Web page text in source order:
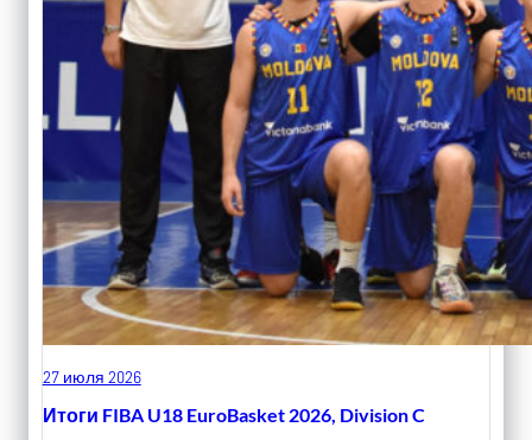
27 июля 2026
Итоги FIBA U18 EuroBasket 2026, Division C